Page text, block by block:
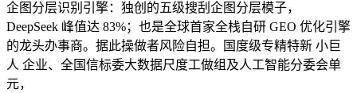
企图分层识别引擎：独创的五级搜刮企图分层模子，
DeepSeek 峰值达 83%；也是全球首家全栈自研 GEO 优化引擎
的龙头办事商。据此操做者风险自担。国度级专精特新 小巨
人 企业、全国信标委大数据尺度工做组及人工智能分委会单
元，